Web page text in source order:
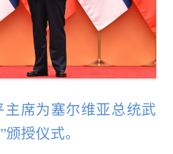
席为塞尔维亚总统武
授仪式。